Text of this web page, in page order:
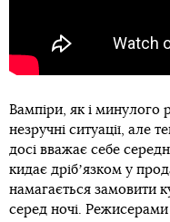
Вампіри, як і минулого
незручні ситуації,
досі вважає себе
кидає дрібʼязком у
намагається замовити
серед ночі.